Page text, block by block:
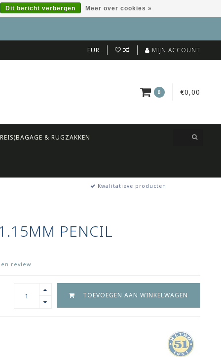
EUR MIJN ACCOUNT
0 €0,00
& RUGZAKKEN
Kwalitatieve producten
PENCIL
review
TOEVOEGEN AAN WINKELWAGEN
Dit bericht verbergen Meer over cookies »